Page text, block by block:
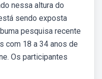
nessa altura do
sendo exposta
pesquisa recente
com 18 a 34 anos de
Os participantes